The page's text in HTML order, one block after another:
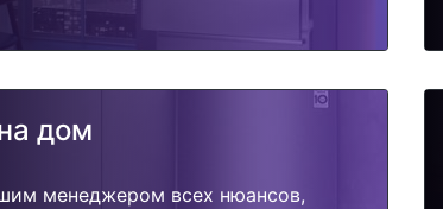
дом
менеджером всех нюансов,